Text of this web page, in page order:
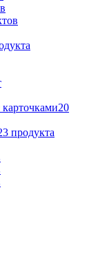
20
продукта